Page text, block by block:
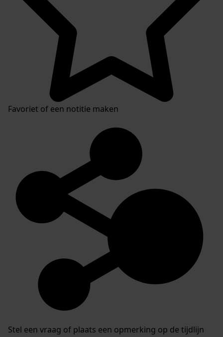
Favoriet of een notitie maken
Stel een vraag of plaats een opmerking op de tijdlijn